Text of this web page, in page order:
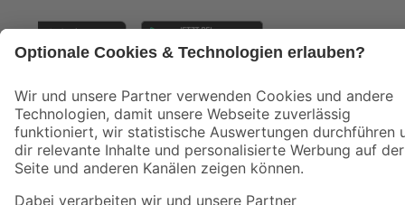
Alle Preisangaben in EUR inkl. gesetzl. MwSt.. Die dargestellten Angebote sind unter
Umständen nicht in allen Märkten verfügbar. Die angegebenen Verfügbarkeiten beziehen
sich auf den unter "Mein Markt" ausgewählten toom Baumarkt. Alle Angebote und
Produkte nur solange der Vorrat reicht.
fallen zusätzliche Versandkosten an.